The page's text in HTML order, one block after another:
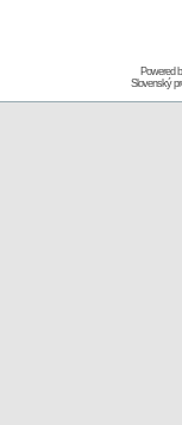
Powered
Slovenský